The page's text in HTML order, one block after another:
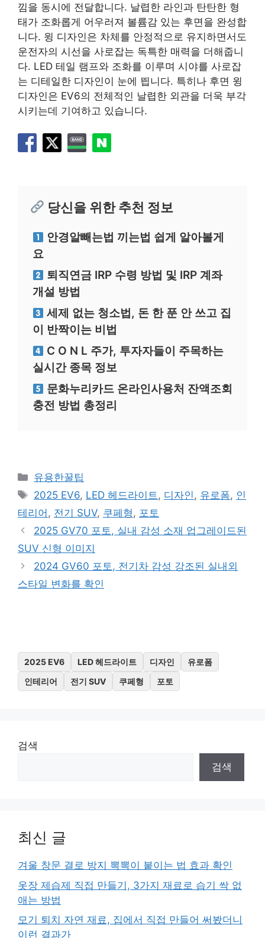
낌을 동시에 전달합니다. 날렵한 라인과 탄탄한 형
태가 조화롭게 어우러져 볼륨감 있는 후면을 완성합
니다. 윙 디자인은 차체를 안정적으로 유지하면서도
운전자의 시선을 사로잡는 독특한 매력을 더해줍니
다. LED 테일 램프와 조화를 이루며 시야를 사로잡
는 디테일한 디자인이 눈에 띕니다. 특히나 후면 윙
디자인은 EV6의 전체적인 날렵한 외관을 더욱 부각
시키는데 기여하고 있습니다.
당신을 위한 추천 정보
안경알빼는법 끼는법 쉽게 알아볼게
요
퇴직연금 IRP 수령 방법 및 IRP 계좌
개설 방법
세제 없는 청소법, 돈 한 푼 안 쓰고 집
이 반짝이는 비법
C O N L 주가, 투자자들이 주목하는
실시간 종목 정보
문화누리카드 온라인사용처 잔액조회
충전 방법 총정리
카
테
리
유용한꿀팁
태
그
2025 EV6, LED 헤드라이트, 디자인, 유로폼, 인
테리어 , 전기 SUV, 쿠페형, 포토
2025 GV70 포토, 실내 감성 소재 업그레이드된
SUV 신형 이미지
2024 GV60 포토, 전기차 감성 강조된 실내외
스타일 변화를 확인
2025 EV6 LED 헤드라이트 디자인
유로폼
인테리어
전기 SUV 쿠페형 포토
검색
검색
최신 글
겨울 창문 결로 방지 뽁뽁이 붙이는 법 효과 확인
옷장 제습제 직접 만들기, 3가지 재료로 습기 싹 없
애는 방법
모기 퇴치 자연 재료, 집에서 직접 만들어 써봤더니
이런 결과가